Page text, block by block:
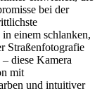
bei der
einem schlanken,
Straßenfotografie
diese Kamera
mit
und intuitiver